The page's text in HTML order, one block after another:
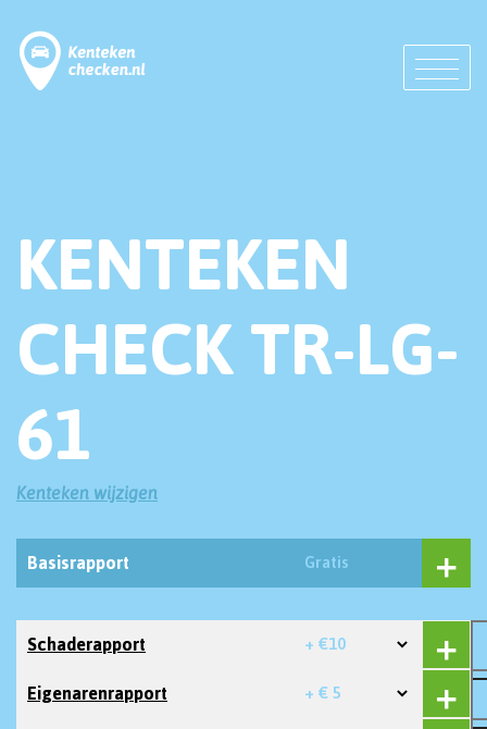
KENTEKEN
CHECK TR-LG-
61
Kenteken wijzigen
Basisrapport Gratis
Schaderapport + €10
Eigenarenrapport + € 5